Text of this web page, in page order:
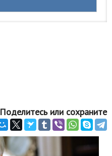
Поделитесь или сохраните